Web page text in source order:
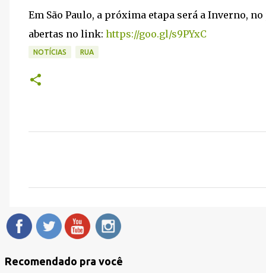
Em São Paulo, a próxima etapa será a Inverno,
abertas no link: https://goo.gl/s9PYxC
NOTÍCIAS RUA
n
t
r
Recomendado pra você